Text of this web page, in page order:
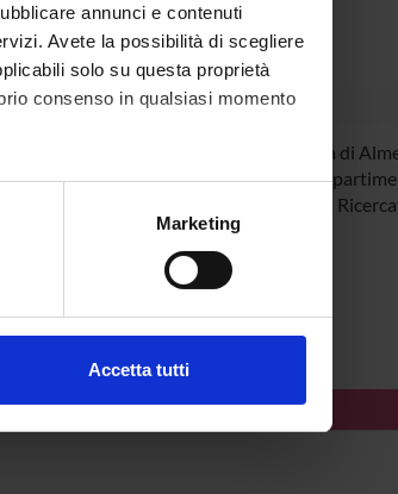
annunci e contenuti
Avete la possibilità di scegliere
solo su questa proprietà
consenso in qualsiasi momento
di qualche metro,
che hai fornito loro o
Marketing
Accetta tutti
Università di
Spagna
Psicologia